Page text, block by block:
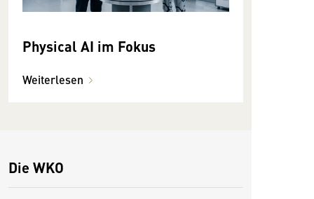
Physical AI im Fokus
Weiterlesen
Die WKO